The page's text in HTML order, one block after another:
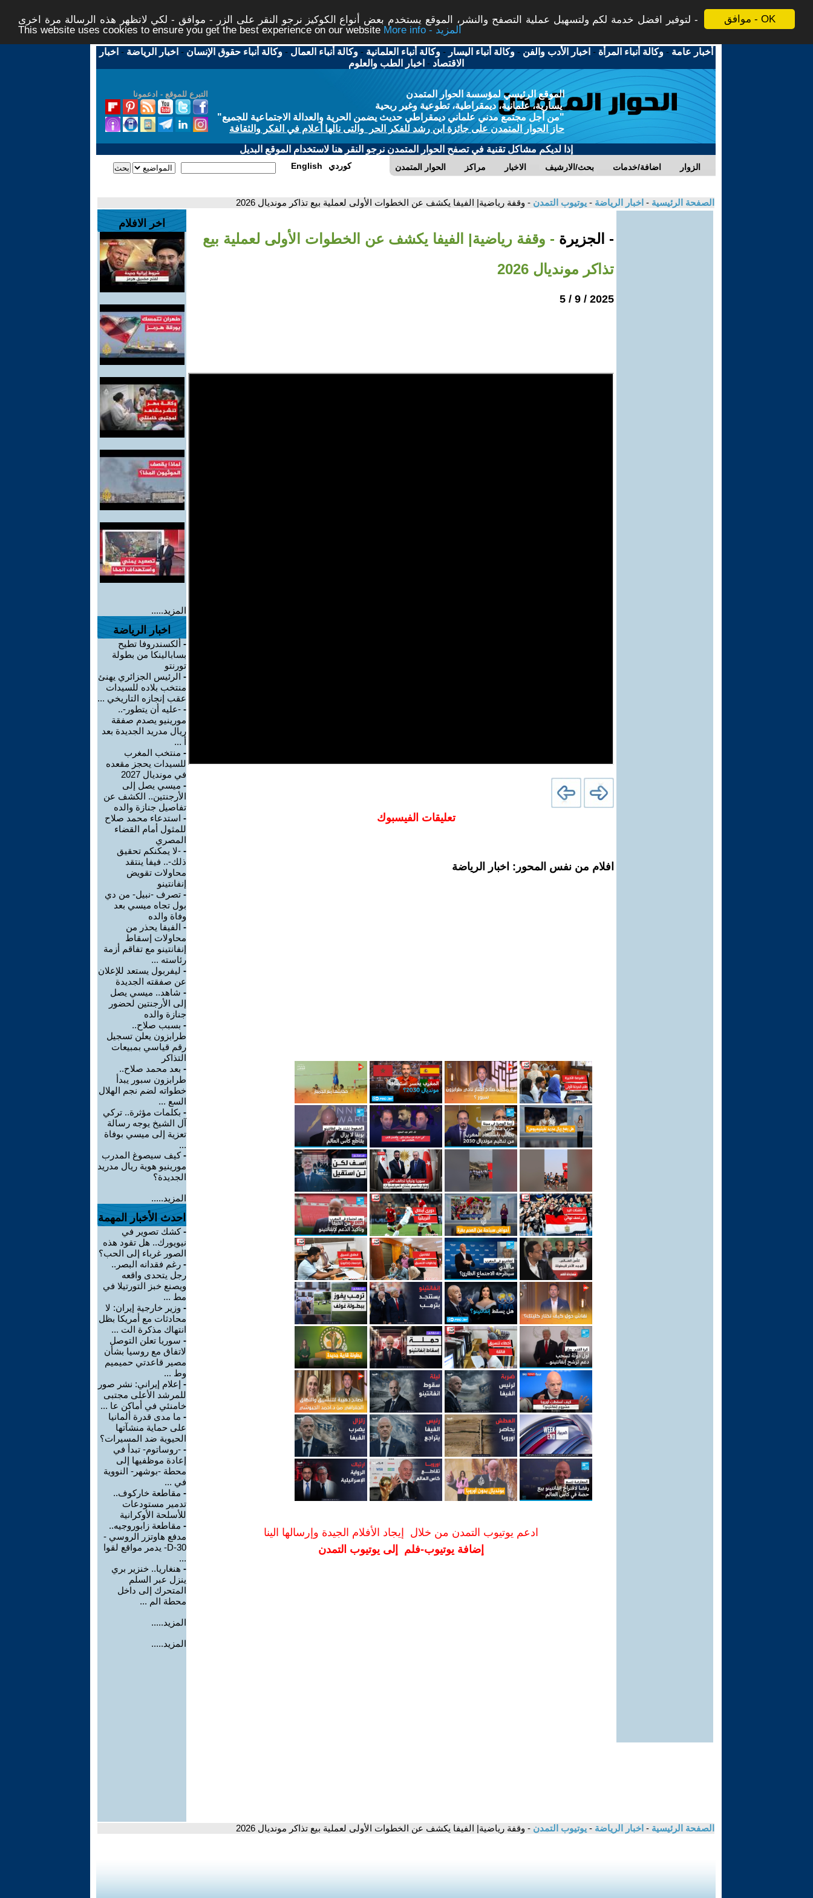
موافق - OK
لتوفير افضل خدمة لكم ولتسهيل عملية التصفح والنشر، الموقع يستخدم بعض أنواع الكوكيز نرجو النقر على الزر - موافق - لكي لاتظهر هذه الرسالة مرة اخرى -
This website uses cookies to ensure you get the best experience on our website
More info - المزيد
أخبار عامة -وكالة أنباء المرأة - اخبار الأدب والفن -وكالة أنباء اليسار -وكالة أنباء العلمانية -وكالة أنباء العمال -وكالة أنباء حقوق الإنسان - اخبار الرياضة - اخبار
الاقتصاد - اخبار الطب والعلوم
التبرع للموقع - ادعمونا
الموقع الرئيسي لمؤسسة الحوار المتمدن
يسارية، علمانية، ديمقراطية، تطوعية وغير ربحية
"من أجل مجتمع مدني علماني ديمقراطي حديث يضمن الحرية والعدالة الاجتماعية للجميع"
حاز الحوار المتمدن على جائزة ابن رشد للفكر الحر والتى نالها أعلام في الفكر والثقافة
إذا لديكم مشاكل تقنية في تصفح الحوار المتمدن نرجو النقر هنا لاستخدام الموقع البديل
الحوار المتمدن مراكز الاخبار بحث/الارشيف اضافة/خدمات الزوار English كوردي
الصفحة الرئيسية - اخبار الرياضة - يوتيوب التمدن - وقفة رياضية| الفيفا يكشف عن الخطوات الأولى لعملية بيع تذاكر مونديال 2026
- الجزيرة - وقفة رياضية| الفيفا يكشف عن الخطوات الأولى لعملية بيع
تذاكر مونديال 2026
2025 / 9 / 5
تعليقات الفيسبوك
افلام من نفس المحور: اخبار الرياضة
ادعم يوتيوب التمدن من خلال إيجاد الأفلام الجيدة وإرسالها الينا
إضافة يوتيوب-فلم إلى يوتيوب التمدن
اخر الافلام
المزيد.....
اخبار الرياضة
- ألكسندروفا تطيح
بسابالينكا من بطولة
تورنتو
- الرئيس الجزائري يهنئ
منتخب بلاده للسيدات
عقب إنجازه التاريخي ...
- -عليه أن يتطور-..
مورينيو يصدم صفقة
ريال مدريد الجديدة بعد
أ ...
- منتخب المغرب
للسيدات يحجز مقعده
في مونديال 2027
- ميسي يصل إلى
الأرجنتين.. الكشف عن
تفاصيل جنازة والده
- استدعاء محمد صلاح
للمثول أمام القضاء
المصري
- -لا يمكنكم تحقيق
ذلك-.. فيفا ينتقد
محاولات تقويض
إنفانتينو
- تصرف -نبيل- من دي
بول تجاه ميسي بعد
وفاة والده
- الفيفا يحذر من
محاولات إسقاط
إنفانتينو مع تفاقم أزمة
رئاسته ...
- ليفربول يستعد للإعلان
عن صفقته الجديدة
- شاهد.. ميسي يصل
إلى الأرجنتين لحضور
جنازة والده
- بسبب صلاح..
طرابزون يعلن تسجيل
رقم قياسي بمبيعات
التذاكر
- بعد محمد صلاح..
طرابزون سبور يبدأ
خطواته لضم نجم الهلال
السع ...
- بكلمات مؤثرة.. تركي
آل الشيخ يوجه رسالة
تعزية إلى ميسي بوفاة
...
-كيف سيصوغ المدرب
مورينيو هوية ريال مدريد
الجديدة؟
المزيد.....
احدث الأخبار المهمة
-كشك تصوير في
نيويورك.. هل تقود هذه
الصور غرباء إلى الحب؟
- رغم فقدانه البصر..
رجل يتحدى واقعه
ويصنع خبز التورتيلا في
مط ...
- وزير خارجية إيران: لا
محادثات مع أمريكا بظل
انتهاك مذكرة الت ...
- سوريا تعلن التوصل
لاتفاق مع روسيا بشأن
مصير قاعدتي حميميم
وط ...
- إعلام إيراني: نشر صور
للمرشد الأعلى مجتبى
خامنئي في أماكن عا ...
- ما مدى قدرة ألمانيا
على حماية منشآتها
الحيوية ضد المسيرات؟
- -روساتوم- تبدأ في
إعادة موظفيها إلى
محطة -بوشهر- النووية
في ...
- مقاطعة خاركوف..
تدمير مستودعات
للأسلحة الأوكرانية
- مقاطعة زابوروجيه..
مدفع هاوتزر الروسي -
D-30- يدمر مواقع لقوا
...
- هنغاريا.. خنزير بري
ينزل عبر السلم
المتحرك إلى داخل
محطة الم ...
المزيد.....
المزيد.....
الصفحة الرئيسية - اخبار الرياضة - يوتيوب التمدن - وقفة رياضية| الفيفا يكشف عن الخطوات الأولى لعملية بيع تذاكر مونديال 2026